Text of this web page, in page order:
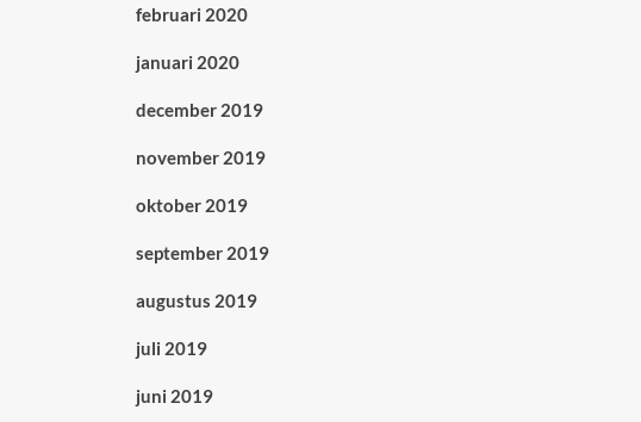
februari 2020
januari 2020
december 2019
november 2019
oktober 2019
september 2019
augustus 2019
juli 2019
juni 2019